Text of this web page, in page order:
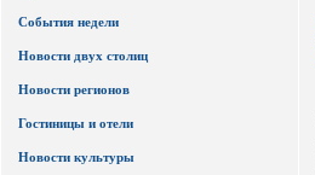
События недели
Новости двух столиц
Новости регионов
Гостиницы и отели
Новости культуры